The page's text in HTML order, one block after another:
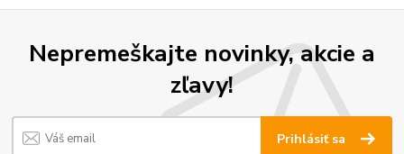
Nepremeškajte novinky, akcie a
zľavy!
Prihlásiť sa